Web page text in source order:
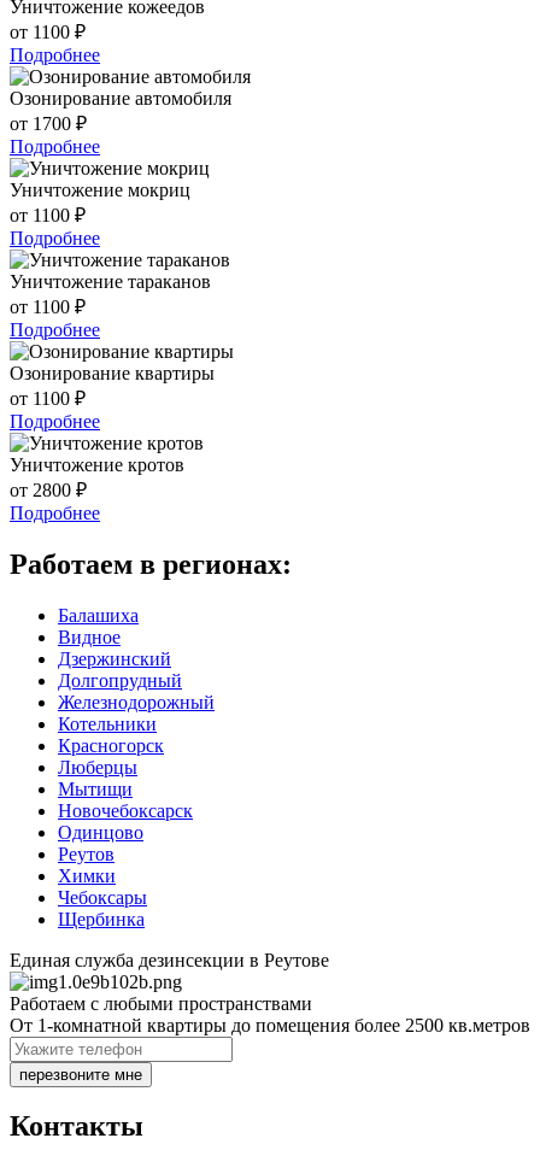
Уничтожение кожеедов
от 1100 ₽
Подробнее
Озонирование автомобиля
от 1700 ₽
Подробнее
Уничтожение мокриц
от 1100 ₽
Подробнее
Уничтожение тараканов
от 1100 ₽
Подробнее
Озонирование квартиры
от 1100 ₽
Подробнее
Уничтожение кротов
от 2800 ₽
Подробнее
Работаем в регионах:
Балашиха
Видное
Дзержинский
Долгопрудный
Железнодорожный
Котельники
Красногорск
Люберцы
Мытищи
Новочебоксарск
Одинцово
Реутов
Химки
Чебоксары
Щербинка
Единая служба дезинсекции в Реутове
Работаем с любыми пространствами
От 1-комнатной квартиры до помещения более 2500 кв.метров
перезвоните мне
Контакты